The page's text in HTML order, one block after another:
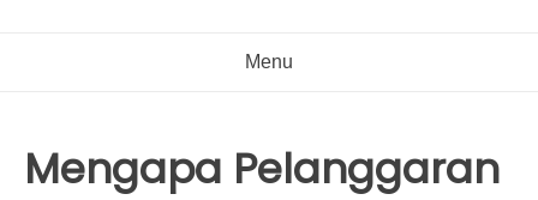
Menu
Mengapa Pelanggaran